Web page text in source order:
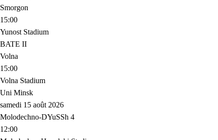
Smorgon
15:00
Yunost Stadium
BATE II
Volna
15:00
Volna Stadium
Uni Minsk
samedi 15 août 2026
Molodechno-DYuSSh 4
12:00